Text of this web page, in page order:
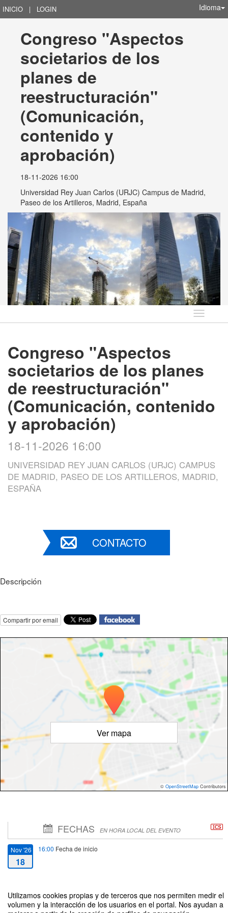
Utilizamos cookies propias y de terceros que nos permiten medir el
volumen y la interacción de los usuarios en el portal. Nos ayudan a
INICIO | LOGIN Idioma
Congreso "Aspectos
societarios de los
planes de
reestructuración"
(Comunicación,
contenido y
aprobación)
18-11-2026 16:00
Universidad Rey Juan Carlos (URJC) Campus de Madrid,
Paseo de los Artilleros, Madrid, España
Idioma
Congreso "Aspectos
societarios de los planes
de reestructuración"
(Comunicación, contenido
y aprobación)
18-11-2026 16:00
UNIVERSIDAD REY JUAN CARLOS (URJC) CAMPUS
DE MADRID, PASEO DE LOS ARTILLEROS, MADRID,
ESPAÑA
CONTACTO
Descripción
Compartir por email
Ver mapa
© OpenStreetMap Contributors
FECHAS EN HORA LOCAL DEL EVENTO
Nov '26
18
16:00 Fecha de inicio
19